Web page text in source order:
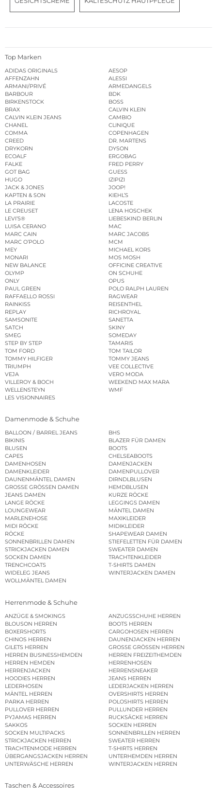
Top Marken
ADIDAS ORIGINALS
AESOP
AFFENZAHN
ALESSI
ARMANI/PRIVÉ
ARMEDANGELS
BARBOUR
BDK
BIRKENSTOCK
BOSS
BRAX
CALVIN KLEIN
CALVIN KLEIN JEANS
CAMBIO
CHANEL
CLINIQUE
COMMA
COPENHAGEN
CREED
DR. MARTENS
DRYKORN
DYSON
ECOALF
ERGOBAG
FALKE
FRED PERRY
GOT BAG
GUESS
HUGO
IZIPIZI
JACK & JONES
JOOP!
KAPTEN & SON
KIEHL’S
LA PRAIRIE
LACOSTE
LE CREUSET
LENA HOSCHEK
LEVI’S®
LIEBESKIND BERLIN
LUISA CERANO
MAC
MARC CAIN
MARC JACOBS
MARC O’POLO
MCM
MEY
MICHAEL KORS
MONARI
MOS MOSH
NEW BALANCE
OFFICINE CREATIVE
OLYMP
ON SCHUHE
ONLY
OPUS
PAUL GREEN
POLO RALPH LAUREN
RAFFAELLO ROSSI
RAGWEAR
RAINKISS
REISENTHEL
REPLAY
RICHROYAL
SAMSONITE
SANETTA
SATCH
SKINY
SMEG
SOMEDAY
STEP BY STEP
TAMARIS
TOM FORD
TOM TAILOR
TOMMY HILFIGER
TOMMY JEANS
TRIUMPH
VEE COLLECTIVE
VEJA
VERO MODA
VILLEROY & BOCH
WEEKEND MAX MARA
WELLENSTEYN
WMF
LES VISIONNAIRES
Damenmode & Schuhe
BALLOON / BARREL JEANS
BHS
BIKINIS
BLAZER FÜR DAMEN
BLUSEN
BOOTS
CAPES
CHELSEABOOTS
DAMENHOSEN
DAMENJACKEN
DAMENKLEIDER
DAMENPULLOVER
DAUNENMÄNTEL DAMEN
DIRNDLBLUSEN
GROSSE GRÖSSEN DAMEN
HEMDBLUSEN
JEANS DAMEN
KURZE RÖCKE
LANGE RÖCKE
LEGGINGS DAMEN
LOUNGEWEAR
MÄNTEL DAMEN
MARLENEHOSE
MAXIKLEIDER
MIDI RÖCKE
MIDIKLEIDER
RÖCKE
SHAPEWEAR DAMEN
SONNENBRILLEN DAMEN
STIEFELETTEN FÜR DAMEN
STRICKJACKEN DAMEN
SWEATER DAMEN
SOCKEN DAMEN
TRACHTENKLEIDER
TRENCHCOATS
T-SHIRTS DAMEN
WIDELEG JEANS
WINTERJACKEN DAMEN
WOLLMÄNTEL DAMEN
Herrenmode & Schuhe
ANZÜGE & SMOKINGS
ANZUGSSCHUHE HERREN
BLOUSON HERREN
BOOTS HERREN
BOXERSHORTS
CARGOHOSEN HERREN
CHINOS HERREN
DAUNENJACKEN HERREN
GILETS HERREN
GROSSE GRÖSSEN HERREN
HERREN BUSINESSHEMDEN
HERREN FREIZEITHEMDEN
HERREN HEMDEN
HERRENHOSEN
HERRENJACKEN
HERRENSNEAKER
HOODIES HERREN
JEANS HERREN
LEDERHOSEN
LEDERJACKEN HERREN
MÄNTEL HERREN
OVERSHIRTS HERREN
PARKA HERREN
POLOSHIRTS HERREN
PULLOVER HERREN
PULLUNDER HERREN
PYJAMAS HERREN
RUCKSÄCKE HERREN
SAKKOS
SOCKEN HERREN
SOCKEN MULTIPACKS
SONNENBRILLEN HERREN
STRICKJACKEN HERREN
SWEATER HERREN
TRACHTENMODE HERREN
T-SHIRTS HERREN
ÜBERGANGSJACKEN HERREN
UNTERHEMDEN HERREN
UNTERWÄSCHE HERREN
WINTERJACKEN HERREN
Taschen & Accessoires